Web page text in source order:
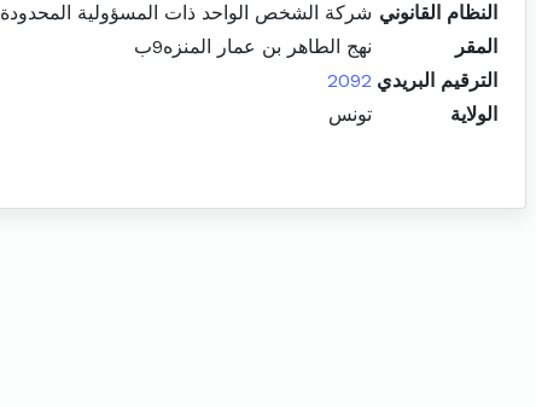
النظام القانوني شركة الشخص الواحد ذات المسؤولية المحدودة
المقر
نهج الطاهر بن عمار المنزه9ب
الترقيم البريدي 2092
الولاية
تونس